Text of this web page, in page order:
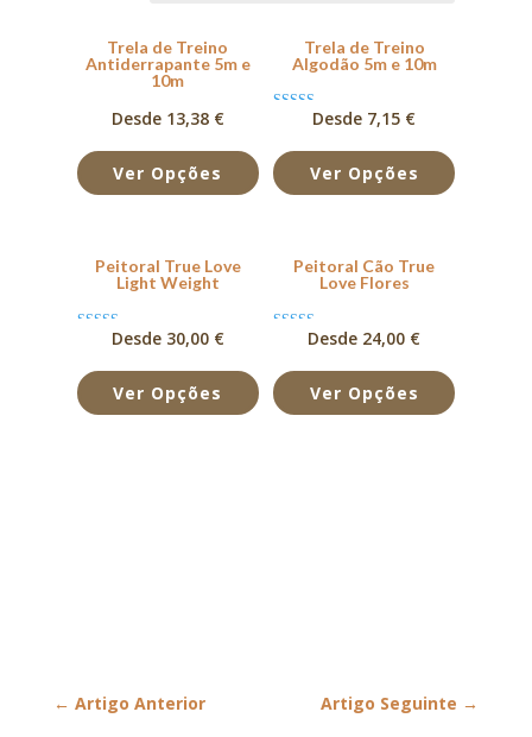
Trela de Treino
Antiderrapante 5m e
10m
Desde 13,38 €
Ver Opções
Trela de Treino
Algodão 5m e 10m
Avaliação
de 5
Desde 7,15 €
Ver Opções
Peitoral True Love
Light Weight
Avaliação
de 5
Desde 30,00 €
Ver Opções
Peitoral Cão True
Love Flores
Avaliação
de 5
Desde 24,00 €
Ver Opções
← Artigo Anterior Artigo Seguinte →